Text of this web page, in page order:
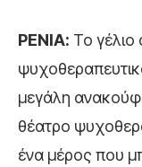
ΡΕΝΙΑ: Το γέλιο
μεγάλη
θέατρο
ένα μέρος που